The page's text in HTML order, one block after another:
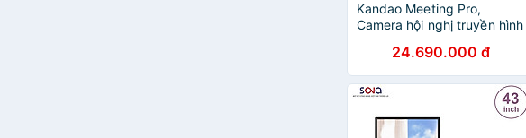
Kandao Meeting Pro,
Camera hội nghị truyền hình
cần máy tính, Trí tuệ nhân
tạo AI, Vượt qua giới hạn với
thiết kế bốn trong một gồm
loa, micro và hệ điều hành
Android. Hàng chính hãng.
24.690.000 đ